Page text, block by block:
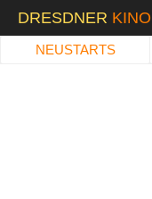
DRESDNER
NEUSTARTS